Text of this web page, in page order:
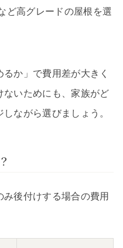
ど高グレードの屋根を選
か」で費用差が大きく
いためにも、家族がど
ながら選びましょう。
後付けする場合の費用